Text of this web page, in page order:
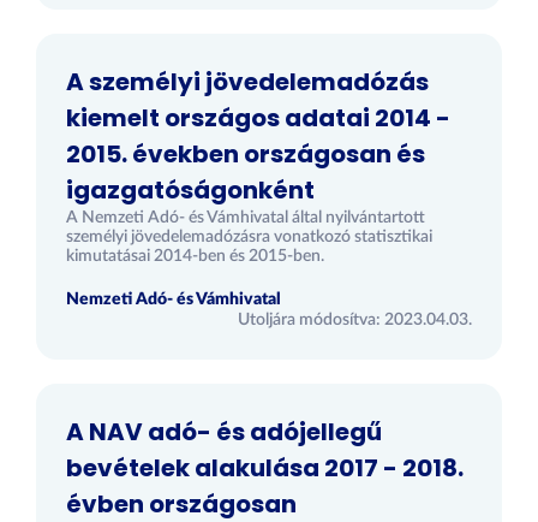
A személyi jövedelemadózás
kiemelt országos adatai 2014 -
2015. években országosan és
igazgatóságonként
A Nemzeti Adó- és Vámhivatal által nyilvántartott
személyi jövedelemadózásra vonatkozó statisztikai
kimutatásai 2014-ben és 2015-ben.
Nemzeti Adó- és Vámhivatal
Utoljára módosítva: 2023.04.03.
A NAV adó- és adójellegű
bevételek alakulása 2017 - 2018.
évben országosan